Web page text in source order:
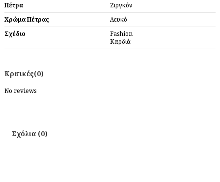
Πέτρα
Ζιργκόν
Χρώμα Πέτρας
Λευκό
Σχέδιο
Fashion
Καρδιά
Κριτικές(0)
No reviews
Σχόλια (0)